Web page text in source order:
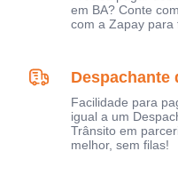
em BA? Conte
com a Zapay para
Despachante
Facilidade para
igual a um
Trânsito em
melhor, sem filas!